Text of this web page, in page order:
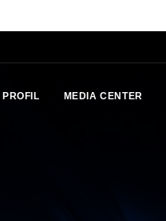
PROFIL MEDIA CENTER